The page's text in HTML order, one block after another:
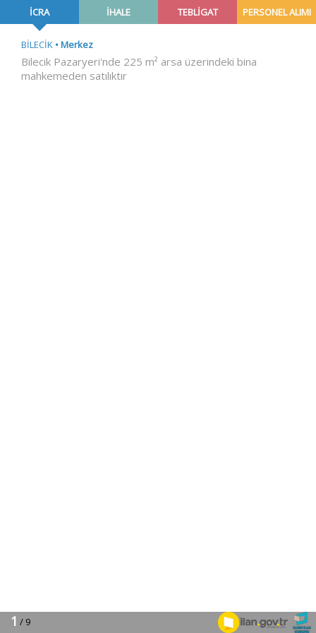
İCRA İHALE TEBLİGAT PERSONEL ALIMI
BİLECİK Merkez
Bilecik Pazaryeri'nde 225 m² arsa üzerindeki bina
mahkemeden satılıktır
1 / 9